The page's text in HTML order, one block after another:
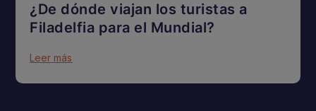
¿De dónde viajan los turistas a
Filadelfia para el Mundial?
Leer más